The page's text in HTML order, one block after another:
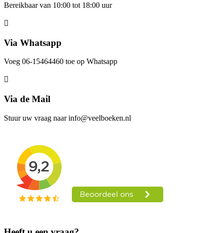
Bereikbaar van 10:00 tot 18:00 uur
Via Whatsapp
Voeg 06-15464460 toe op Whatsapp
Via de Mail
Stuur uw vraag naar info@veelboeken.nl